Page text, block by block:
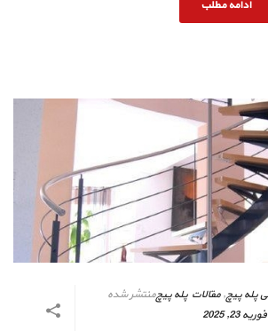
ادامه مطلب
پله پیچ,مقالات پله پیچمنتشر شده
فوریه 23, 2025